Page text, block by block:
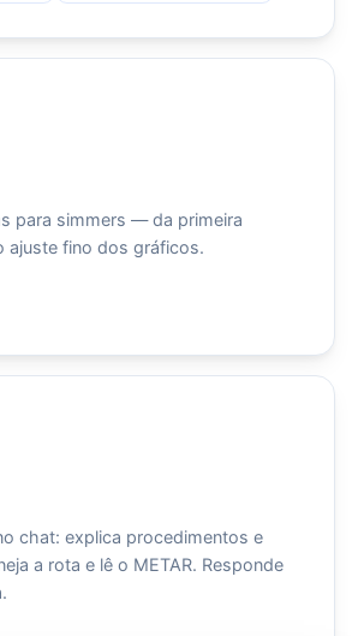
para simmers — da primeira
ajuste fino dos gráficos.
chat: explica procedimentos e
a rota e lê o METAR. Responde